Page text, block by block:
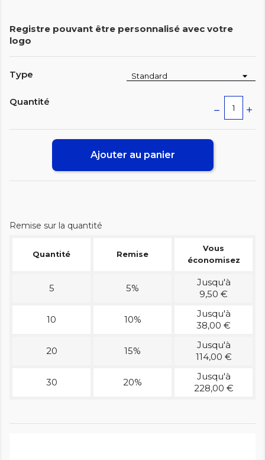
Registre pouvant être personnalisé avec votre
logo
Type
Quantité
Ajouter au panier
Remise sur la quantité
Quantité Remise
Vous
économisez
5 5%
Jusqu'à
9,50 €
10 10%
Jusqu'à
38,00 €
20 15%
Jusqu'à
114,00 €
30 20%
Jusqu'à
228,00 €